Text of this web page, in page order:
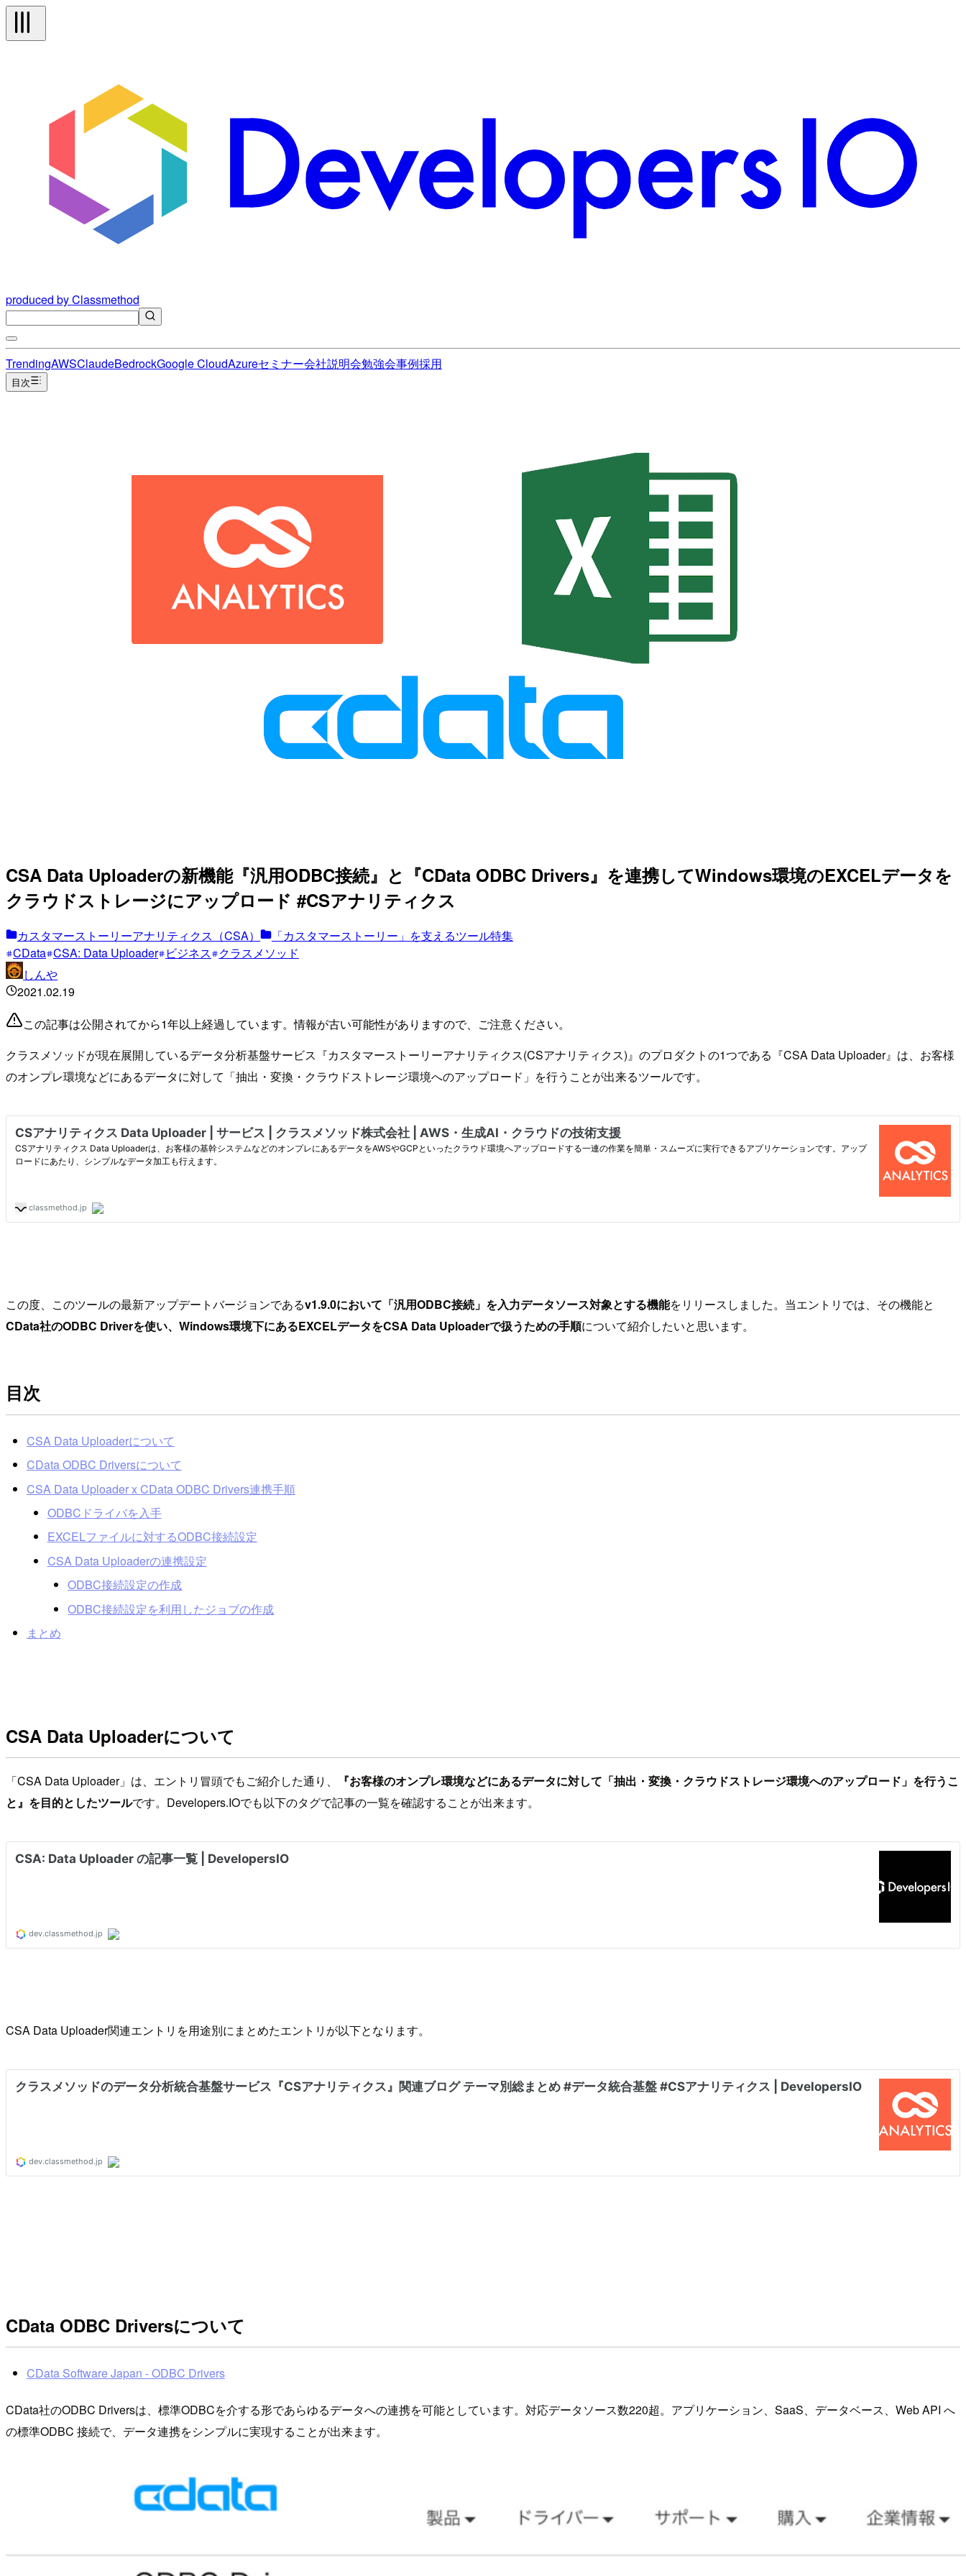
produced by Classmethod
TrendingAWSClaudeBedrockGoogle CloudAzureセミナー会社説明会勉強会事例採用
目次
CSA Data Uploaderの新機能『汎用ODBC接続』と『CData ODBC Drivers』を連携してWindows環境のEXCELデータを
クラウドストレージにアップロード #CSアナリティクス
カスタマーストーリーアナリティクス（CSA）
「カスタマーストーリー」を支えるツール特集
CData CSA: Data Uploader ビジネス
クラスメソッド
しんや
2021.02.19
この記事は公開されてから1年以上経過しています。情報が古い可能性がありますので、ご注意ください。
クラスメソッドが現在展開しているデータ分析基盤サービス『カスタマーストーリーアナリティクス(CSアナリティクス)』のプロダクトの1つである『CSA Data Uploader』は、お客様
のオンプレ環境などにあるデータに対して「抽出・変換・クラウドストレージ環境へのアップロード」を行うことが出来るツールです。
この度、このツールの最新アップデートバージョンであるv1.9.0において「汎用ODBC接続」を入力データソース対象とする機能をリリースしました。当エントリでは、その機能と
CData社のODBC Driverを使い、Windows環境下にあるEXCELデータをCSA Data Uploaderで扱うための手順について紹介したいと思います。
目次
CSA Data Uploaderについて
CData ODBC Driversについて
CSA Data Uploader x CData ODBC Drivers連携手順
ODBCドライバを入手
EXCELファイルに対するODBC接続設定
CSA Data Uploaderの連携設定
ODBC接続設定の作成
ODBC接続設定を利用したジョブの作成
まとめ
CSA Data Uploaderについて
「CSA Data Uploader」は、エントリ冒頭でもご紹介した通り、
『お客様のオンプレ環境などにあるデータに対して「抽出・変換・クラウドストレージ環境へのアップロード」を行うこ
と』を目的としたツールです。Developers.IOでも以下のタグで記事の一覧を確認することが出来ます。
CSA Data Uploader関連エントリを用途別にまとめたエントリが以下となります。
CData ODBC Driversについて
CData Software Japan - ODBC Drivers
CData社のODBC Driversは、標準ODBCを介する形であらゆるデータへの連携を可能としています。対応データソース数220超。アプリケーション、SaaS、データベース、Web API へ
の標準ODBC 接続で、データ連携をシンプルに実現することが出来ます。